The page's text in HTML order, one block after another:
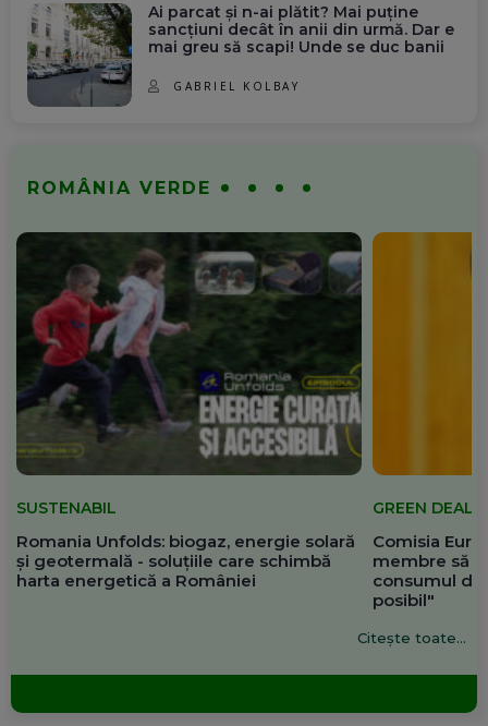
Ai parcat și n-ai plătit? Mai puține
sancțiuni decât în anii din urmă. Dar e
mai greu să scapi! Unde se duc banii
GABRIEL KOLBAY
ROMÂNIA VERDE
SUSTENABIL
Romania Unfolds: biogaz, energie solară
și geotermală - soluțiile care schimbă
harta energetică a României
GREEN DEAL
Comisia
membre să
consumul de
posibil"
Citește toate...